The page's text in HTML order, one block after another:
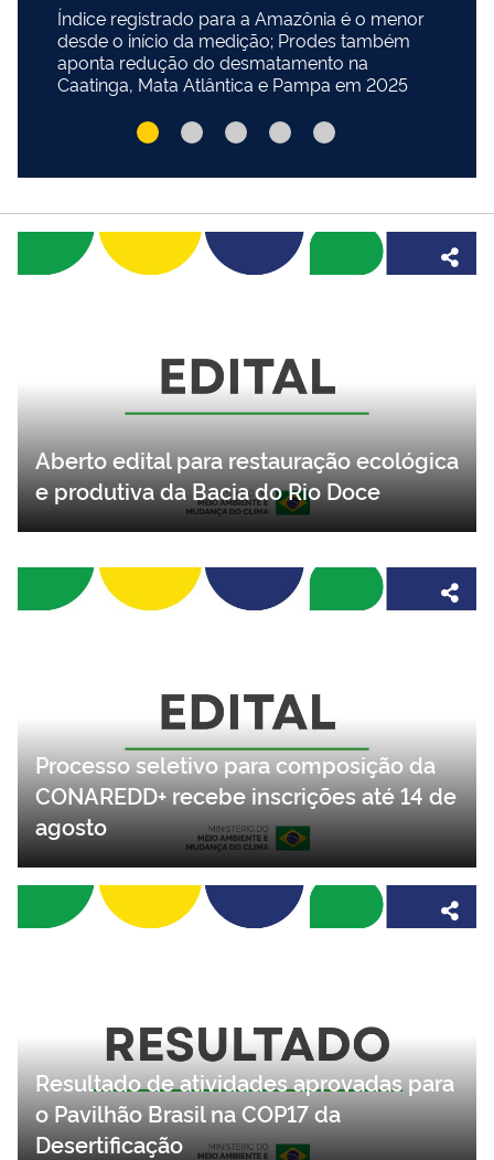
Índice registrado para a Amazônia é o menor
desde o início da medição; Prodes também
aponta redução do desmatamento na
Caatinga, Mata Atlântica e Pampa em 2025
Aberto edital para restauração ecológica
e produtiva da Bacia do Rio Doce
Processo seletivo para composição da
CONAREDD+ recebe inscrições até 14 de
agosto
Resultado de atividades aprovadas para
o Pavilhão Brasil na COP17 da
Desertificação